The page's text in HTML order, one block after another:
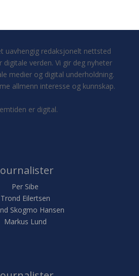
uavhengig redaksjonelt nettsted
verden. Vi gir deg nyheter
medier og digital underholdning.
allmenn interesse og kunnskap.
er digital.
Per Sibe
Trond Eilertsen
Skogmo Hansen
Markus Lund